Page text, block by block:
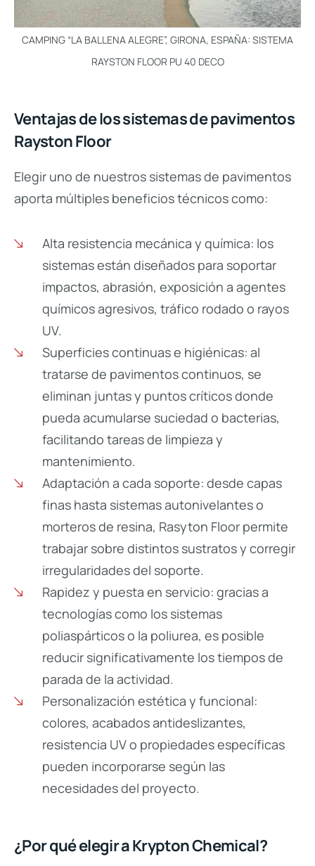
CAMPING “LA BALLENA ALEGRE”, GIRONA, ESPAÑA: SISTEMA
RAYSTON FLOOR PU 40 DECO
Ventajas de los sistemas de pavimentos
Rayston Floor
Elegir uno de nuestros sistemas de pavimentos
aporta múltiples beneficios técnicos como:
Alta resistencia mecánica y química: los
sistemas están diseñados para soportar
impactos, abrasión, exposición a agentes
químicos agresivos, tráfico rodado o rayos
UV.
Superficies continuas e higiénicas: al
tratarse de pavimentos continuos, se
eliminan juntas y puntos críticos donde
pueda acumularse suciedad o bacterias,
facilitando tareas de limpieza y
mantenimiento.
Adaptación a cada soporte: desde capas
finas hasta sistemas autonivelantes o
morteros de resina, Rasyton Floor permite
trabajar sobre distintos sustratos y corregir
irregularidades del soporte.
Rapidez y puesta en servicio: gracias a
tecnologías como los sistemas
poliaspárticos o la poliurea, es posible
reducir significativamente los tiempos de
parada de la actividad.
Personalización estética y funcional:
colores, acabados antideslizantes,
resistencia UV o propiedades específicas
pueden incorporarse según las
necesidades del proyecto.
¿Por qué elegir a Krypton Chemical?